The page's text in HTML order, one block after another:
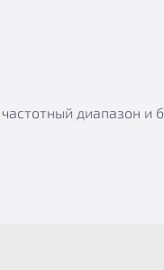
диапазон и